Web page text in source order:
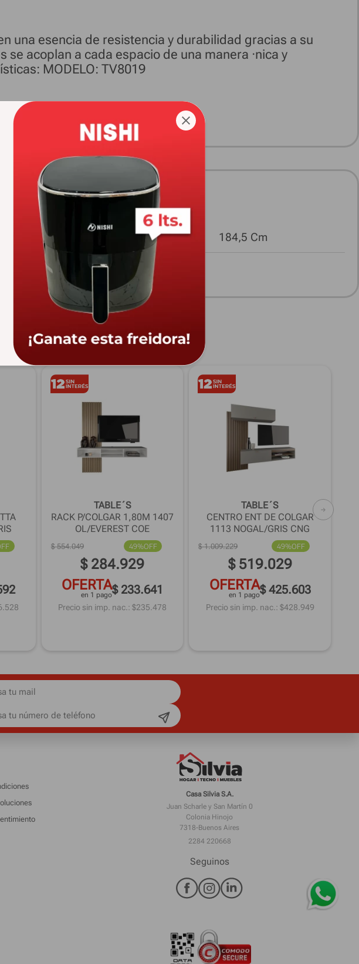
una esencia de resistencia y durabilidad gracias a su
acoplan a cada espacio de una manera ·nica y
MODELO: TV8019
184,5 Cm
TABLE´S
RACK P/COLGAR 1,80M 1407
OL/EVEREST COE
$ 554.049 49%OFF
$ 284.929
OFERTA
en 1 pago$ 233.641
Precio sin imp. nac.: $235.478
TABLE´S
CENTRO ENT DE COLGAR
1113 NOGAL/GRIS CNG
$ 1.009.229 49%OFF
$ 519.029
OFERTA
en 1 pago$ 425.603
Precio sin imp. nac.: $428.949
Casa Silvia S.A.
Juan Scharle y San Martín 0
Colonia Hinojo
7318-Buenos Aires
2284 220668
Seguinos